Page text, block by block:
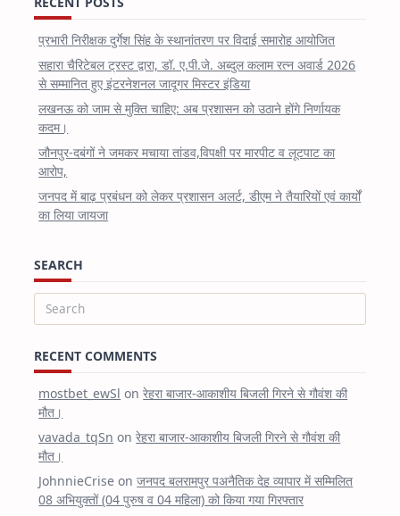
प्रभारी निरीक्षक दुर्गेश सिंह के स्थानांतरण पर विदाई समारोह आयोजित
सहारा चैरिटेबल ट्रस्ट द्वारा, डॉ. ए.पी.जे. अब्दुल कलाम रत्न अवार्ड 2026
से सम्मानित हुए इंटरनेशनल जादूगर मिस्टर इंडिया
लखनऊ को जाम से मुक्ति चाहिए: अब प्रशासन को उठाने होंगे निर्णायक
कदम।
जौनपुर-दबंगों ने जमकर मचाया तांडव,विपक्षी पर मारपीट व लूटपाट का
आरोप,
जनपद में बाढ़ प्रबंधन को लेकर प्रशासन अलर्ट, डीएम ने तैयारियों एवं कार्यों
का लिया जायजा
SEARCH
Search
RECENT COMMENTS
mostbet_ewSl onरेहरा बाजार-आकाशीय बिजली गिरने से गौवंश की
मौत।
vavada_tqSn onरेहरा बाजार-आकाशीय बिजली गिरने से गौवंश की
मौत।
JohnnieCrise onजनपद बलरामपुर पअनैतिक देह व्यापार में सम्मिलित
08 अभियुक्तों (04 पुरुष व 04 महिला) को किया गया गिरफ्तार